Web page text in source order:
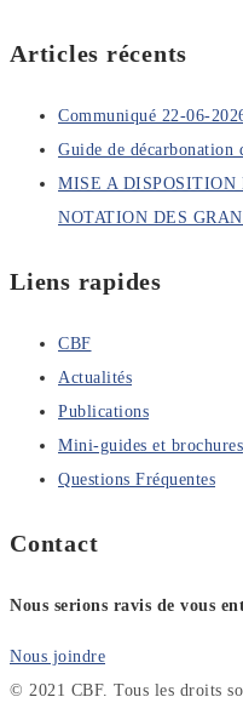
Articles récents
Communiqué 22-06-
Guide de
MISE A DISPOSITION
NOTATION DES
Liens rapides
CBF
Actualités
Publications
Mini-guides et brochures
Questions Fréquentes
Contact
Nous serions ravis de vous
Nous joindre
© 2021 CBF. Tous les droits